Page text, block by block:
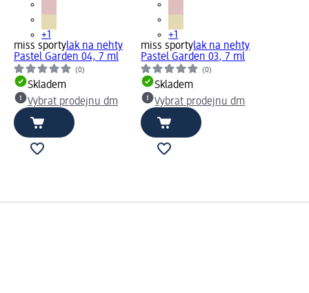
+1
miss sportylak na nehty
Pastel Garden 04, 7 ml
(0)
Skladem
Vybrat prodejnu dm
+1
miss sportylak na nehty
Pastel Garden 03, 7 ml
(0)
Skladem
Vybrat prodejnu dm